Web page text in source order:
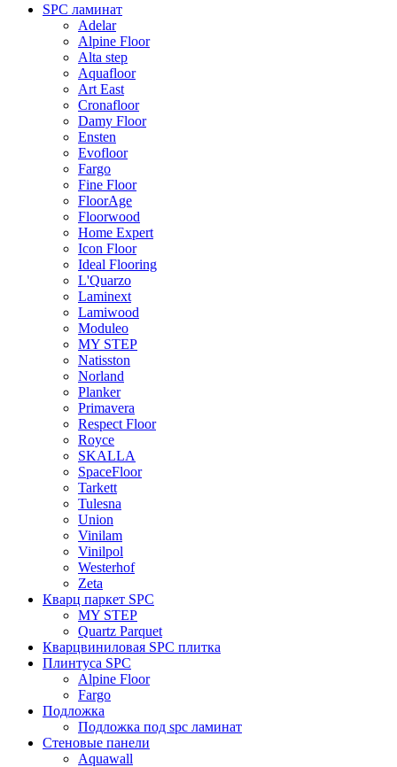
SPC ламинат
Adelar
Alpine Floor
Alta step
Aquafloor
Art East
Cronafloor
Damy Floor
Ensten
Evofloor
Fargo
Fine Floor
FloorAge
Floorwood
Home Expert
Icon Floor
Ideal Flooring
L'Quarzo
Laminext
Lamiwood
Moduleo
MY STEP
Natisston
Norland
Planker
Primavera
Respect Floor
Royce
SKALLA
SpaceFloor
Tarkett
Tulesna
Union
Vinilam
Vinilpol
Westerhof
Zeta
Кварц паркет SPC
MY STEP
Quartz Parquet
Кварцвиниловая SPC плитка
Плинтуса SPC
Alpine Floor
Fargo
Подложка
Подложка под spc ламинат
Стеновые панели
Aquawall